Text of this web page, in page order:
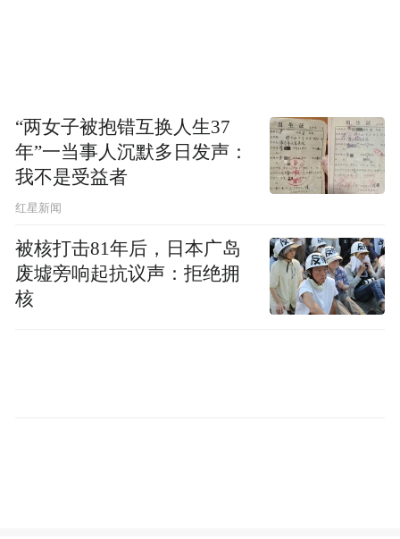
“两女子被抱错互换人生37
年”一当事人沉默多日发声：
我不是受益者
红星新闻
被核打击81年后，日本广岛
废墟旁响起抗议声：拒绝拥
核